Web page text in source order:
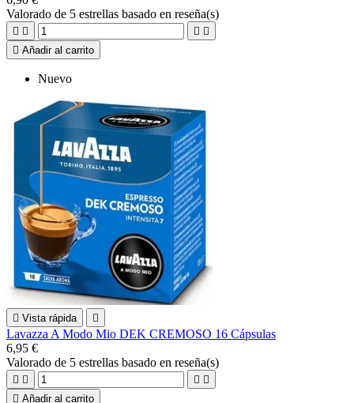
Valorado de 5 estrellas basado en reseña(s)
   
 Añadir al carrito
Nuevo
 Vista rápida 
Lavazza A Modo Mio DEK CREMOSO 16 Cápsulas
6,95 €
Valorado de 5 estrellas basado en reseña(s)
   
 Añadir al carrito